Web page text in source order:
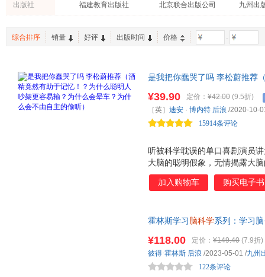
出版社 福建教育出版社 北京联合出版公司 九州出
综合排序 销量 好评 出版时间 价格 -
是我把你蠢哭了吗 李松蔚推荐
图书：神经科学家戳破大脑的
化产物，可实际上它又混乱无
听被科学耽误的单口喜剧演员
大脑的聪明假象，无情揭露大
毕此书，你会明白，为什么大
出声来！
¥39.90 定价： ¥42.00 (9.5折)
15914条评论
［英］ 迪安 · 博内特 后浪 /2020-10-
加入购物车 购买电子书
霍林斯学习 脑科学系列：学习
¥118.00 定价： ¥149.40 (7.9折)
122条评论
彼得·霍林斯 后浪 /2023-05-01 /九州